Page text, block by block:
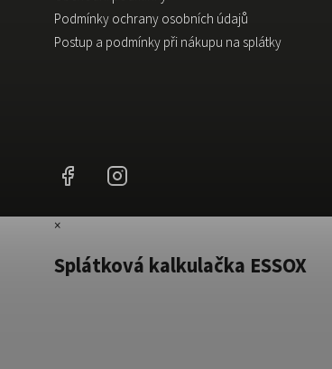
Podmínky ochrany osobních údajů
Postup a podmínky při nákupu na splátky
Facebook
×
Splátková kalkulačka ESSOX